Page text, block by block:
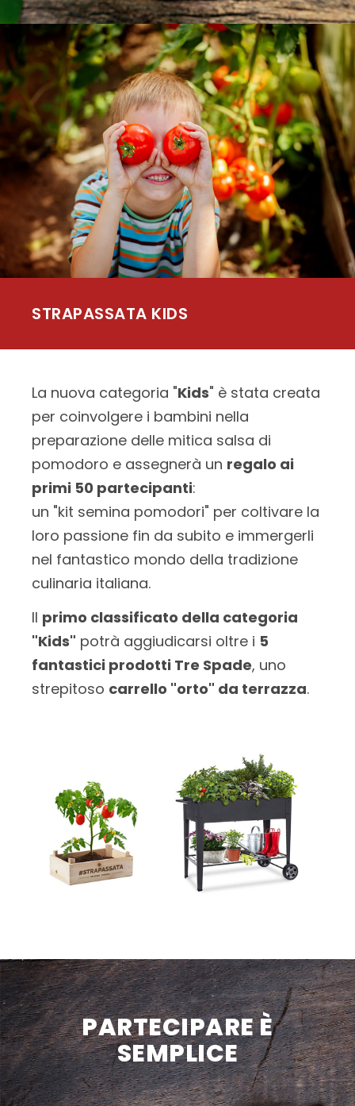
STRAPASSATA KIDS
La nuova categoria "Kids" è stata creata
per coinvolgere i bambini nella
preparazione delle mitica salsa di
pomodoro e assegnerà un regalo ai
primi 50 partecipanti:
un "kit semina pomodori" per coltivare la
loro passione fin da subito e immergerli
nel fantastico mondo della tradizione
culinaria italiana.
Il primo classificato della categoria
"Kids" potrà aggiudicarsi oltre i 5
fantastici prodotti Tre Spade, uno
strepitoso carrello "orto" da terrazza.
PARTECIPARE È
SEMPLICE